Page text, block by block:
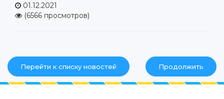
01.12.2021
(6566 просмотров)
Перейти к списку новостей Продолжить